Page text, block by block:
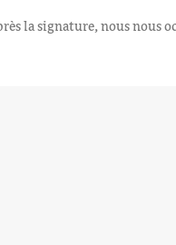
la signature, nous nous